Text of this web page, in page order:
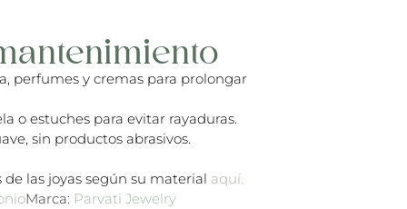
perfumes y cremas para prolongar
o estuches para evitar rayaduras.
sin productos abrasivos.
las joyas según su material aquí.
Marca: Parvati Jewelry